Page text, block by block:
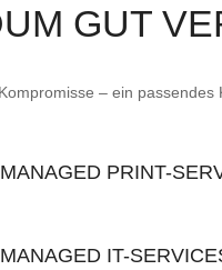
GUT
– ein passendes
MANAGED PRINT-
MANAGED IT-